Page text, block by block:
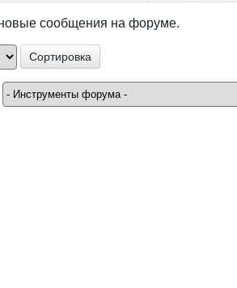
сообщения на форуме.